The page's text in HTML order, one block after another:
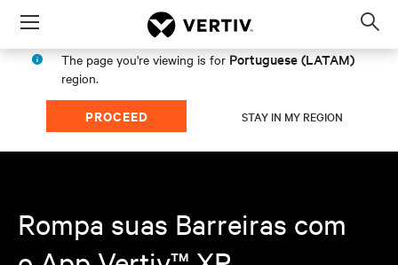
Menu
The page you're viewing is for Portuguese (LATAM)
region.
PROCEED STAY IN MY REGION
Rompa suas Barreiras com